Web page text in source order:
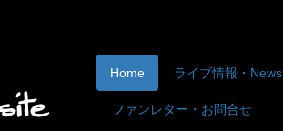
Home ライブ情報・News
ファンレター・お問合せ